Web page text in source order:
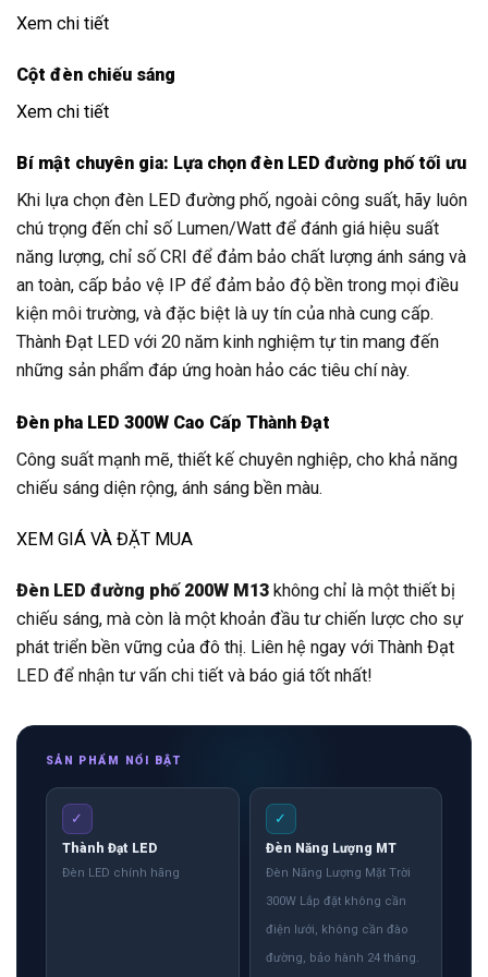
Xem chi tiết
Cột đèn chiếu sáng
Xem chi tiết
Bí mật chuyên gia: Lựa chọn đèn LED đường phố tối ưu
Khi lựa chọn đèn LED đường phố, ngoài công suất, hãy luôn
chú trọng đến chỉ số Lumen/Watt để đánh giá hiệu suất
năng lượng, chỉ số CRI để đảm bảo chất lượng ánh sáng và
an toàn, cấp bảo vệ IP để đảm bảo độ bền trong mọi điều
kiện môi trường, và đặc biệt là uy tín của nhà cung cấp.
Thành Đạt LED với 20 năm kinh nghiệm tự tin mang đến
những sản phẩm đáp ứng hoàn hảo các tiêu chí này.
Đèn pha LED 300W Cao Cấp Thành Đạt
Công suất mạnh mẽ, thiết kế chuyên nghiệp, cho khả năng
chiếu sáng diện rộng, ánh sáng bền màu.
XEM GIÁ VÀ ĐẶT MUA
Đèn LED đường phố 200W M13 không chỉ là một thiết bị
chiếu sáng, mà còn là một khoản đầu tư chiến lược cho sự
phát triển bền vững của đô thị. Liên hệ ngay với Thành Đạt
LED để nhận tư vấn chi tiết và báo giá tốt nhất!
SẢN PHẨM NỔI BẬT
✓
Thành Đạt LED
Đèn LED chính hãng
✓
Đèn Năng Lượng MT
Đèn Năng Lượng Mặt Trời
300W Lắp đặt không cần
điện lưới, không cần đào
đường, bảo hành 24 tháng.